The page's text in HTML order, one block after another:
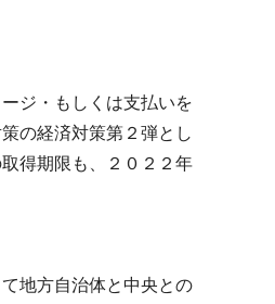
ジ・もしくは支払いを
の経済対策第２弾とし
得期限も、２０２２年
地方自治体と中央との